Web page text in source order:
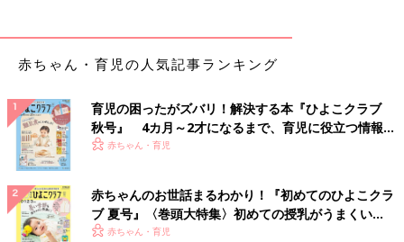
赤ちゃん・育児の人気記事ランキング
育児の困ったがズバリ！解決する本『ひよこクラブ
秋号』 4カ月～2才になるまで、育児に役立つ情報が
いっぱい！
赤ちゃん・育児
赤ちゃんのお世話まるわかり！『初めてのひよこクラ
ブ 夏号』〈巻頭大特集〉初めての授乳がうまくい
く！ おっぱい・ミルクの基本と夏のトラブル 解決テ
赤ちゃん・育児